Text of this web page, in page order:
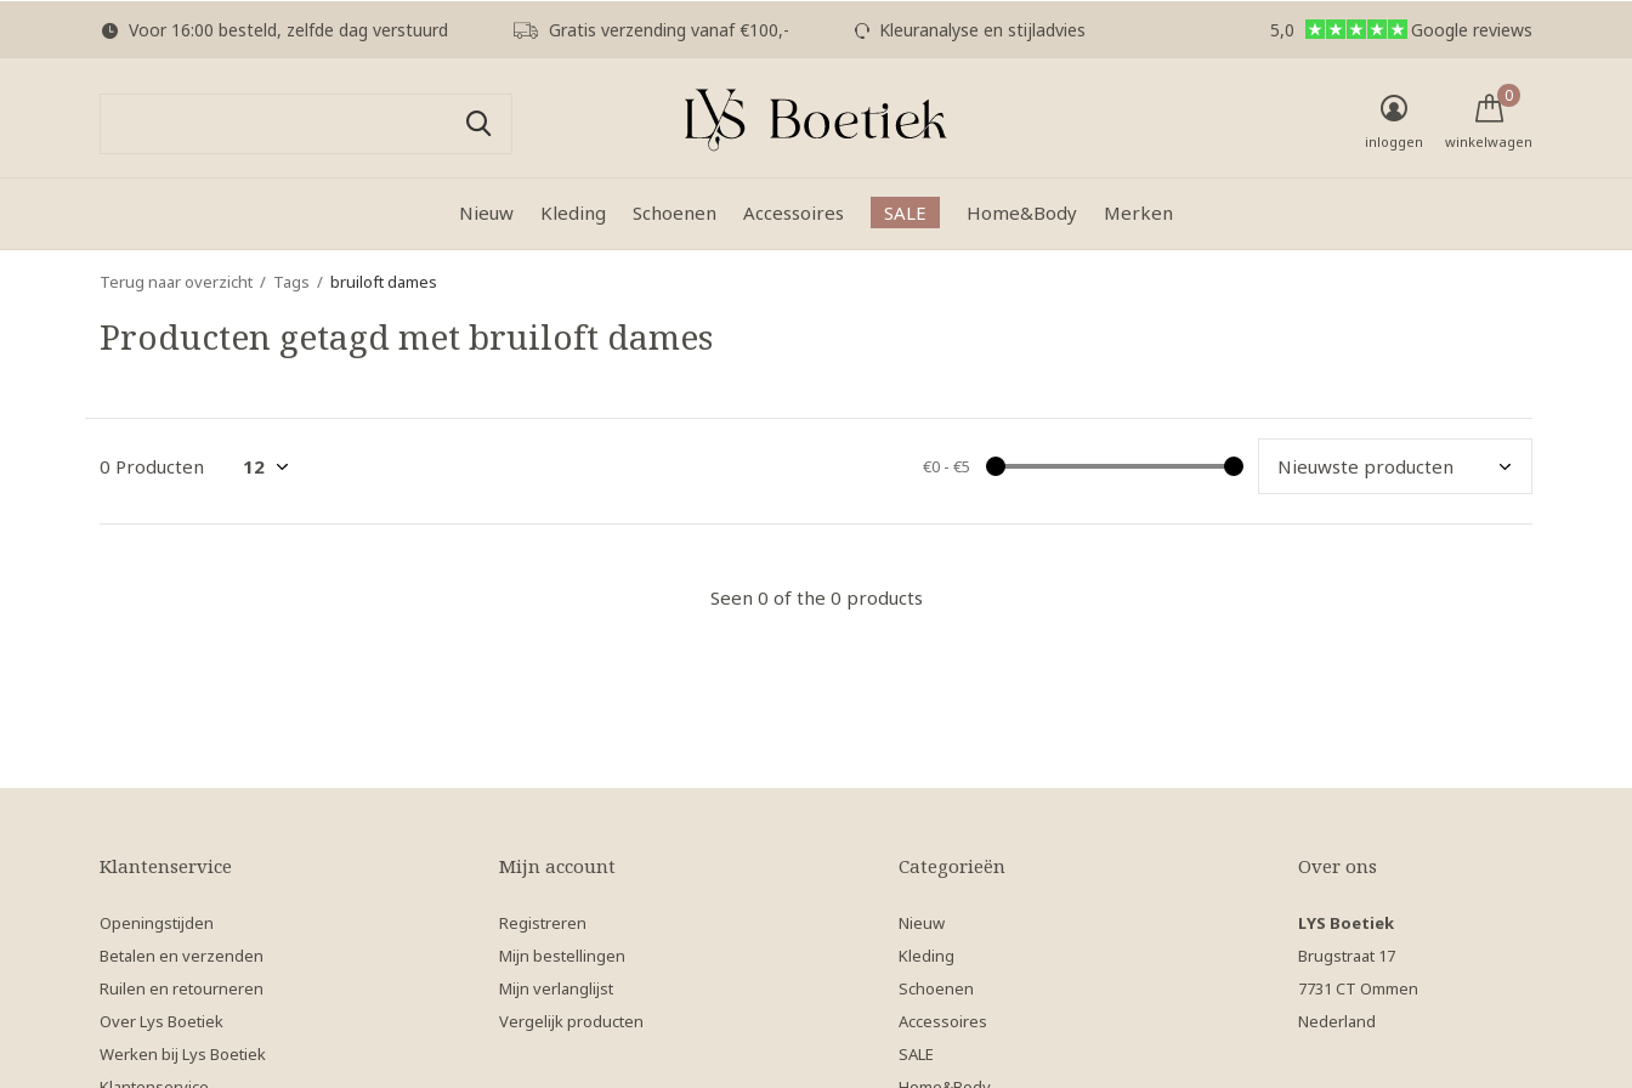
Nieuw Kleding Schoenen Accessoires SALE Home&Body Merken
inloggen winkelwagen
0
Voor 16:00 besteld, zelfde dag verstuurd Gratis verzending vanaf €100,- Kleuranalyse en stijladvies 5,0 Google reviews
Terug naar overzicht Tags bruiloft dames
Producten getagd met bruiloft dames
0 Producten €0- €5
Seen 0 of the 0 products
Klantenservice
Openingstijden
Betalen en verzenden
Ruilen en retourneren
Over Lys Boetiek
Werken bij Lys Boetiek
Mijn account
Registreren
Mijn bestellingen
Mijn verlanglijst
Vergelijk producten
Categorieën
Nieuw
Kleding
Schoenen
Accessoires
SALE
Over ons
LYS Boetiek
Brugstraat 17
7731 CT Ommen
Nederland